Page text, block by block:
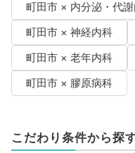
町田市 × 内分泌・代
町田市 × 神経内科
町田市 × 老年内科
町田市 × 膠原病科
こだわり条件から探